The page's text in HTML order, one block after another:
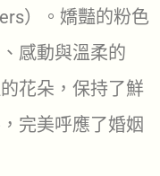
）。嬌豔的粉色
感動與溫柔的
花朵，保持了鮮
完美呼應了婚姻